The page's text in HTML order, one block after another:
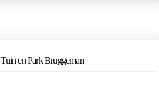
Tuin en Park Bruggeman